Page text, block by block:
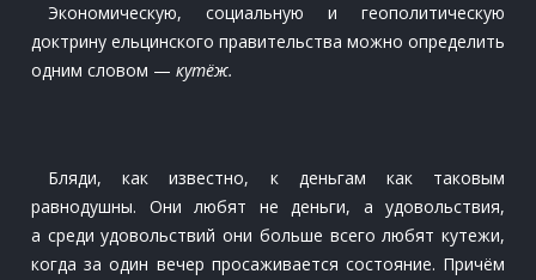
Экономическую, социальную и геополитическую
доктрину ельцинского правительства можно определить
одним словом — кутёж.
Бляди, как известно, к деньгам как таковым
равнодушны. Они любят не деньги, а удовольствия,
а среди удовольствий они больше всего любят кутежи,
когда за один вечер просаживается состояние. Причём